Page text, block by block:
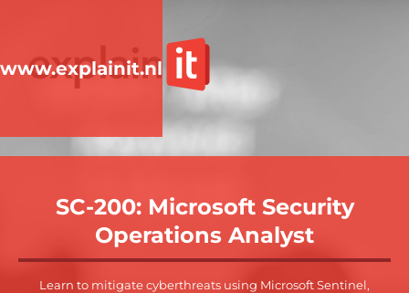
SC-200: Microsoft Security
Operations Analyst
Learn to mitigate cyberthreats using Microsoft Sentinel,
www.explainit.nl